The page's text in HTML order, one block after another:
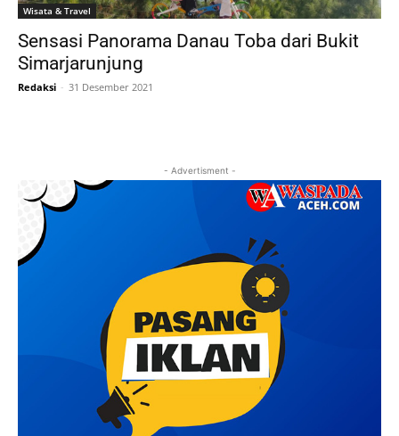
Wisata & Travel
Sensasi Panorama Danau Toba dari Bukit
Simarjarunjung
Redaksi - 31 Desember 2021
- Advertisment -